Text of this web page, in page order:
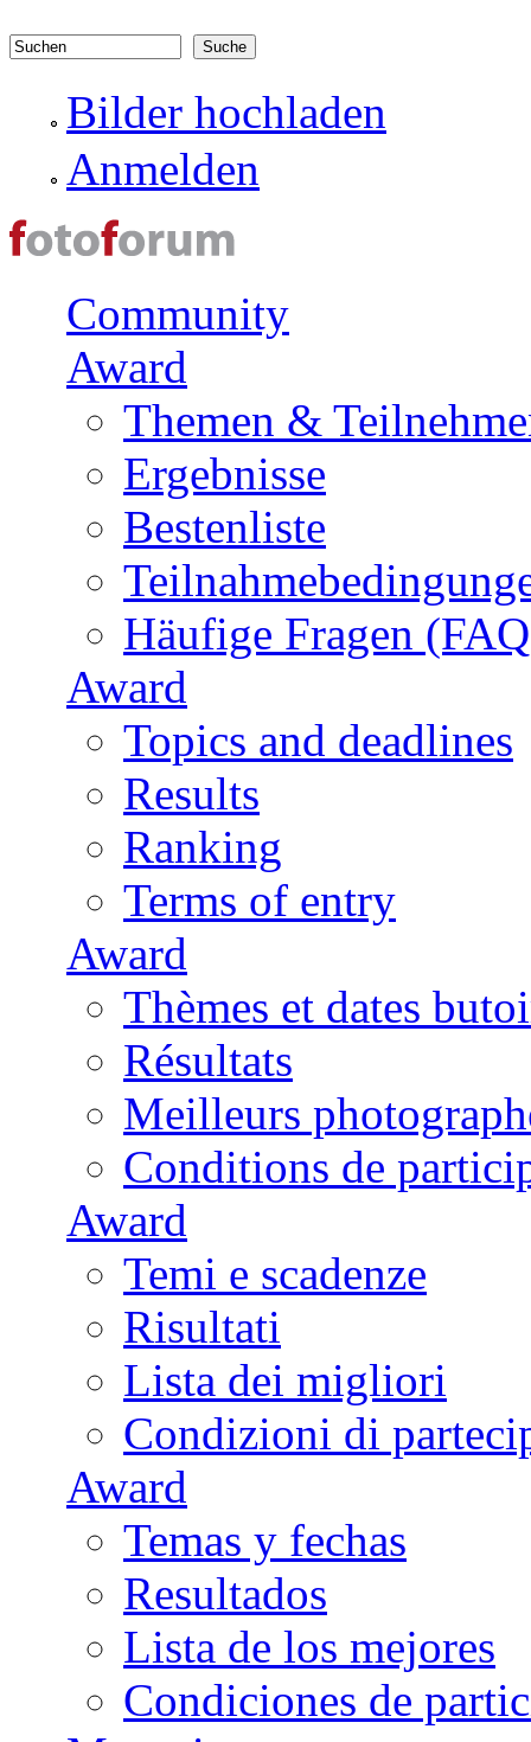
Suchformular
Bilder hochladen
Anmelden
Community
Award
Themen &
Ergebnisse
Bestenliste
Häufige Fragen
Award
Topics and deadlines
Results
Ranking
Terms of entry
Award
Thèmes et dates
Résultats
Meilleurs
Conditions de
Award
Temi e scadenze
Risultati
Lista dei migliori
Condizioni di
Award
Temas y fechas
Resultados
Lista de los mejores
Condiciones de